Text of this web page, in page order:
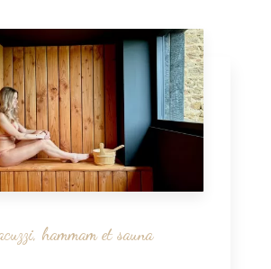
hammam et sauna